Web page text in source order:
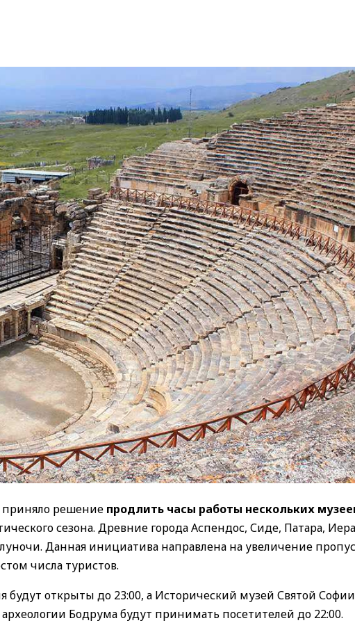
решение продлить часы работы нескольких
сезона. Древние города Аспендос, Сиде, Патара,
Данная инициатива направлена на увеличение
числа туристов.
будут открыты до 23:00, а Исторический музей Святой
Бодрума будут принимать посетителей до 22:00.